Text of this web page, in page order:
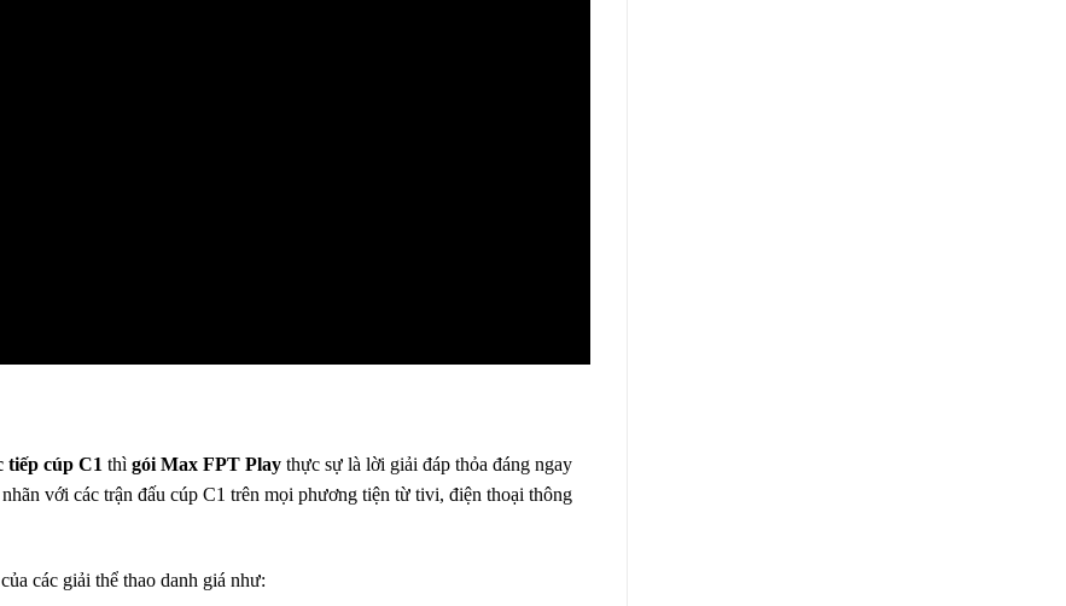
tiếp cúp C1 thì gói Max FPT Play thực sự là lời giải đáp thỏa đáng ngay
với các trận đấu cúp C1 trên mọi phương tiện từ tivi, điện thoại thông
các giải thể thao danh giá như: